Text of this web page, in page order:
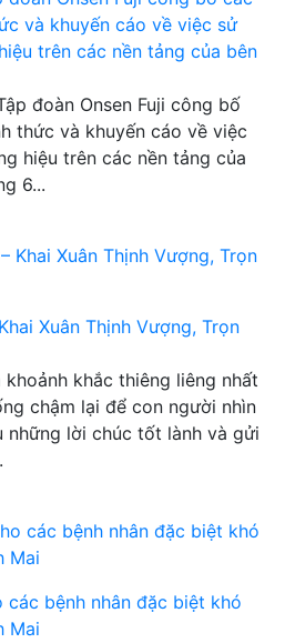
và khuyến cáo về việc sử
trên các nền tảng của bên
đoàn Onsen Fuji công bố
thức và khuyến cáo về việc
hiệu trên các nền tảng của
6...
Xuân Thịnh Vượng, Trọn
khắc thiêng liêng nhất
chậm lại để con người nhìn
những lời chúc tốt lành và gửi
các bệnh nhân đặc biệt khó
Mai